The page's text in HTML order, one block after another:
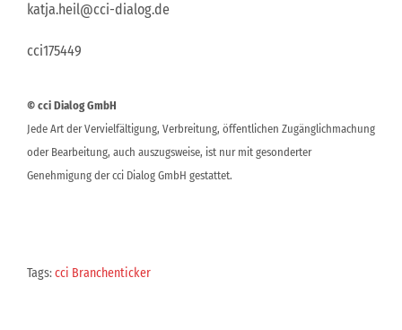
katja.heil@cci-dialog.de
cci175449
© cci Dialog GmbH
Jede Art der Vervielfältigung, Verbreitung, öffentlichen Zugänglichmachung
oder Bearbeitung, auch auszugsweise, ist nur mit gesonderter
Genehmigung der cci Dialog GmbH gestattet.
Tags:cci Branchenticker